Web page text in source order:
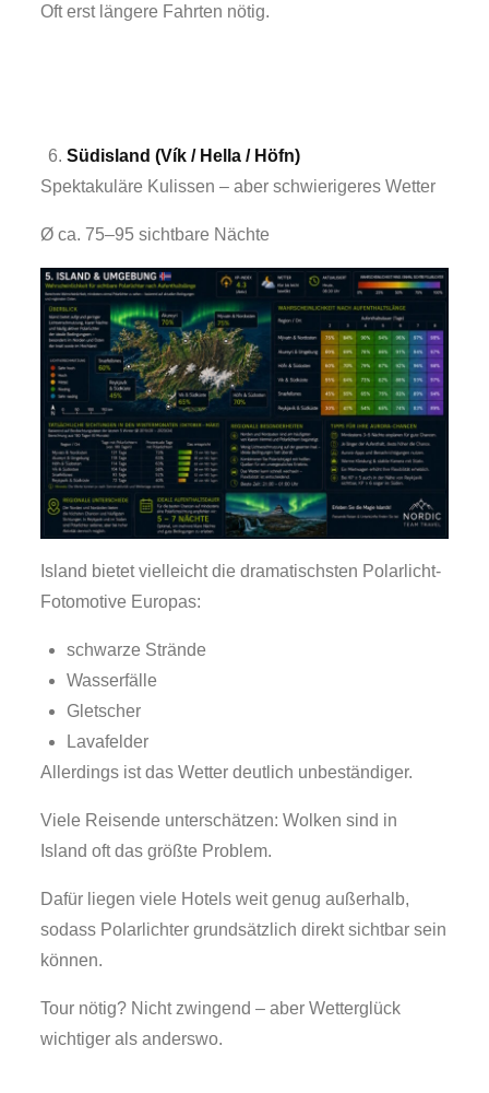
Oft erst längere Fahrten nötig.
Südisland (Vík / Hella / Höfn)
Spektakuläre Kulissen – aber schwierigeres Wetter
Ø ca. 75–95 sichtbare Nächte
Island bietet vielleicht die dramatischsten Polarlicht-
Fotomotive Europas:
schwarze Strände
Wasserfälle
Gletscher
Lavafelder
Allerdings ist das Wetter deutlich unbeständiger.
Viele Reisende unterschätzen: Wolken sind in
Island oft das größte Problem.
Dafür liegen viele Hotels weit genug außerhalb,
sodass Polarlichter grundsätzlich direkt sichtbar sein
können.
Tour nötig? Nicht zwingend – aber Wetterglück
wichtiger als anderswo.